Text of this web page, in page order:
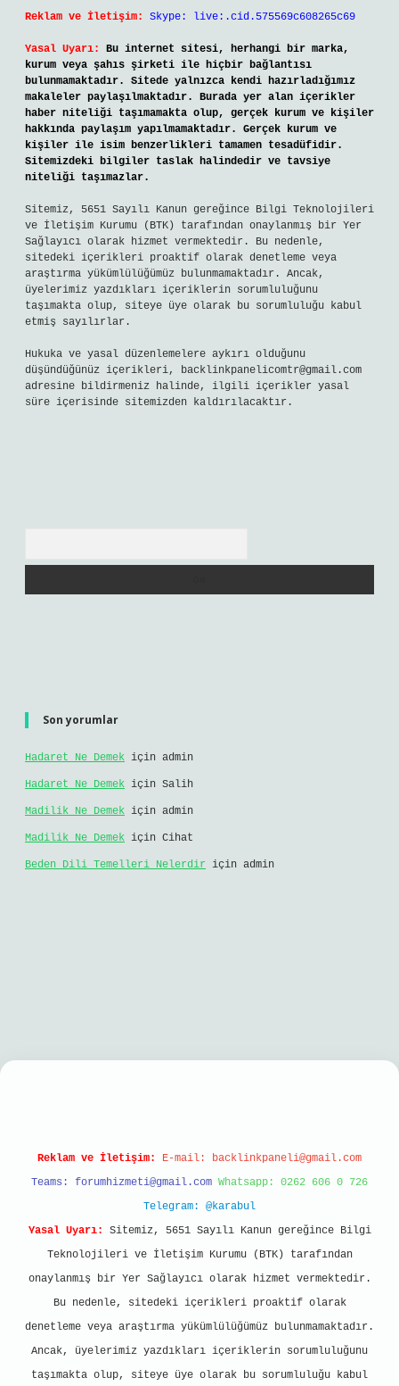
Reklam ve İletişim: Skype: live:.cid.575569c608265c69
Yasal Uyarı:
Bu internet sitesi, herhangi bir marka,
kurum veya şahıs şirketi ile hiçbir bağlantısı
bulunmamaktadır. Sitede yalnızca kendi hazırladığımız
makaleler paylaşılmaktadır. Burada yer alan içerikler
haber niteliği taşımamakta olup, gerçek kurum ve kişiler
hakkında paylaşım yapılmamaktadır. Gerçek kurum ve
kişiler ile isim benzerlikleri tamamen tesadüfidir.
Sitemizdeki bilgiler taslak halindedir ve tavsiye
niteliği taşımazlar.
Sitemiz, 5651 Sayılı Kanun gereğince Bilgi Teknolojileri
ve İletişim Kurumu (BTK) tarafından onaylanmış bir Yer
Sağlayıcı olarak hizmet vermektedir. Bu nedenle,
sitedeki içerikleri proaktif olarak denetleme veya
araştırma yükümlülüğümüz bulunmamaktadır. Ancak,
üyelerimiz yazdıkları içeriklerin sorumluluğunu
taşımakta olup, siteye üye olarak bu sorumluluğu kabul
etmiş sayılırlar.
Hukuka ve yasal düzenlemelere aykırı olduğunu
düşündüğünüz içerikleri, backlinkpanelicomtr@gmail.com
adresine bildirmeniz halinde, ilgili içerikler yasal
süre içerisinde sitemizden kaldırılacaktır.
Son yorumlar
Hadaret Ne Demek için admin
Hadaret Ne Demek için Salih
Madilik Ne Demek için admin
Madilik Ne Demek için Cihat
Beden Dili Temelleri Nelerdir için admin
Reklam ve İletişim: E-mail: backlinkpaneli@gmail.com
Teams: forumhizmeti@gmail.com Whatsapp: 0262 606 0 726
Telegram: @karabul
Yasal Uyarı:
Sitemiz, 5651 Sayılı Kanun gereğince Bilgi
Teknolojileri ve İletişim Kurumu (BTK) tarafından
onaylanmış bir Yer Sağlayıcı olarak hizmet vermektedir.
Bu nedenle, sitedeki içerikleri proaktif olarak
denetleme veya araştırma yükümlülüğümüz bulunmamaktadır.
Ancak, üyelerimiz yazdıkları içeriklerin sorumluluğunu
taşımakta olup, siteye üye olarak bu sorumluluğu kabul